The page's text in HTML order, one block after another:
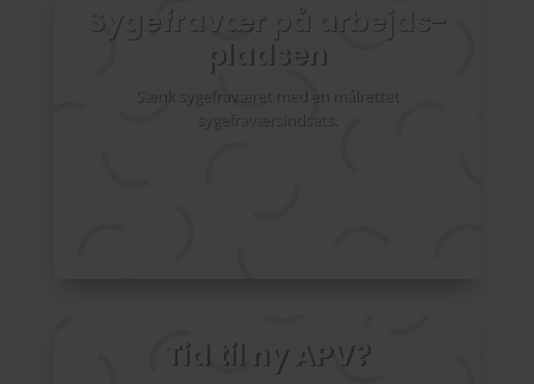
Sygefravær på arbejds­
pladsen
Sænk sygefraværet med en målrettet
sygefraværsindsats.
Tid til ny APV?